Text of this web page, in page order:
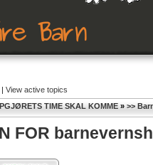
| View active topics
TIME SKAL KOMME » >>
FOR